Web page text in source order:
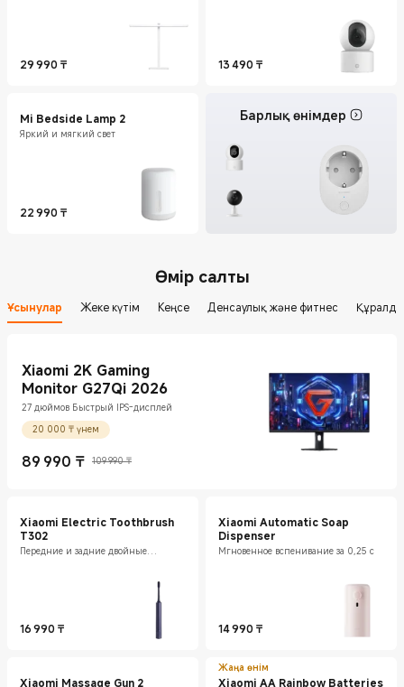
29 990 ₸
Current Price ₸29990 13 490 ₸
Current Price ₸13490
Mi Bedside Lamp 2
Яркий и мягкий свет
22 990 ₸
Current Price ₸22990
Барлық өнімдер
Өмір салты
Ұсынулар Жеке күтім Кеңсе Денсаулық және фитнес
Xiaomi 2K Gaming
Monitor G27Qi 2026
27 дюймов Быстрый IPS-дисплей
20 000 ₸ үнем
89 990 ₸
Current Price ₸89990
109 990 ₸
Нарықтағы баға 109 990 ₸
Xiaomi Electric Toothbrush
T302
Передние и задние двойные
16 990 ₸
Current Price ₸16990
Xiaomi Automatic Soap
Dispenser
Мгновенное вспенивание за 0,25 с
14 990 ₸
Current Price ₸14990
Xiaomi Massage Gun 2
Жаңа өнім
Xiaomi AA Rainbow Batteries